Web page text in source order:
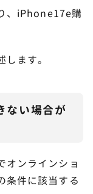
、iPhone17e購
ます。
ない場合が
オンラインショ
条件に該当する